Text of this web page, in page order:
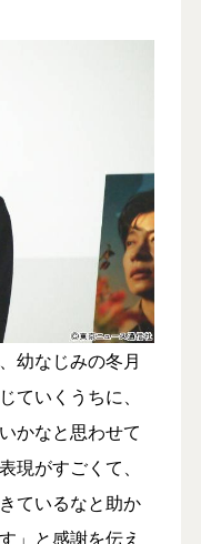
幼なじみの冬月
ていくうちに、
かなと思わせて
がすごくて、
ているなと助か
」と感謝を伝え